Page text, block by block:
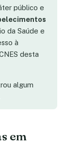
público e
da Saúde e
à
desta
algum
em